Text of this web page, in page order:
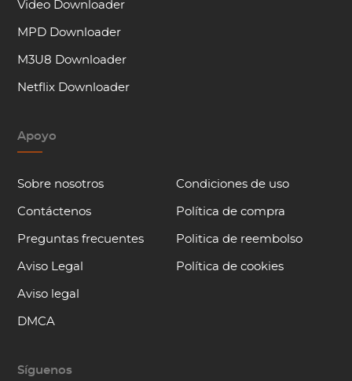
Video Downloader
MPD Downloader
M3U8 Downloader
Netflix Downloader
Apoyo
Sobre nosotros
Contáctenos
Preguntas frecuentes
Aviso Legal
Aviso legal
DMCA
Condiciones de uso
Política de compra
Politica de reembolso
Política de cookies
Síguenos